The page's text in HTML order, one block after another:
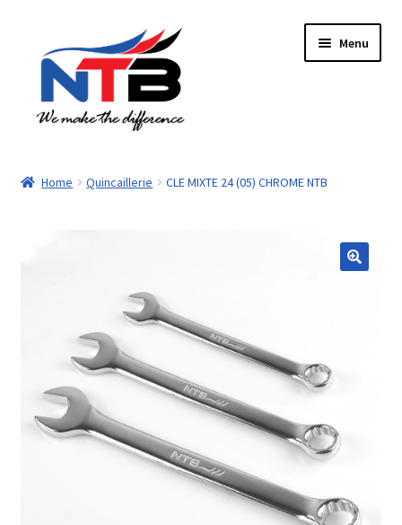
navigation
contenu
Menu
Mon compte
Home Quincaillerie CLE MIXTE 24 (05) CHROME NTB